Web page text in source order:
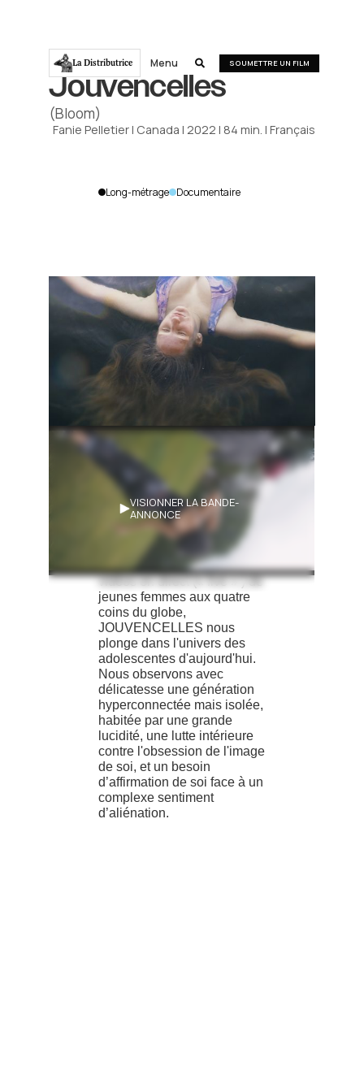
La Distributrice Menu  SOUMETTRE UN FILM
Jouvencelles
(Bloom)
Fanie Pelletier| Canada | 2022 | 84 min. | Français
Long-métrage Documentaire
VISIONNER LA BANDE-
ANNONCE
Synopsis
Au fil de moments dans la vie
de trois groupes
d’adolescentes, d'images
glanées sur le web et de
vidéos en direct (« live » ) de
jeunes femmes aux quatre
coins du globe,
JOUVENCELLES nous
plonge dans l'univers des
adolescentes d'aujourd'hui.
Nous observons avec
délicatesse une génération
hyperconnectée mais isolée,
habitée par une grande
lucidité, une lutte intérieure
contre l'obsession de l'image
de soi, et un besoin
d’affirmation de soi face à un
complexe sentiment
d’aliénation.